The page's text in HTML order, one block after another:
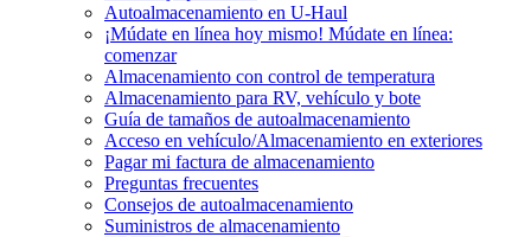
Autoalmacenamiento en U-Haul
¡Múdate en línea hoy mismo! Múdate en línea:
comenzar
Almacenamiento con control de temperatura
Almacenamiento para RV, vehículo y bote
Guía de tamaños de autoalmacenamiento
Acceso en vehículo/Almacenamiento en exteriores
Pagar mi factura de almacenamiento
Preguntas frecuentes
Consejos de autoalmacenamiento
Suministros de almacenamiento